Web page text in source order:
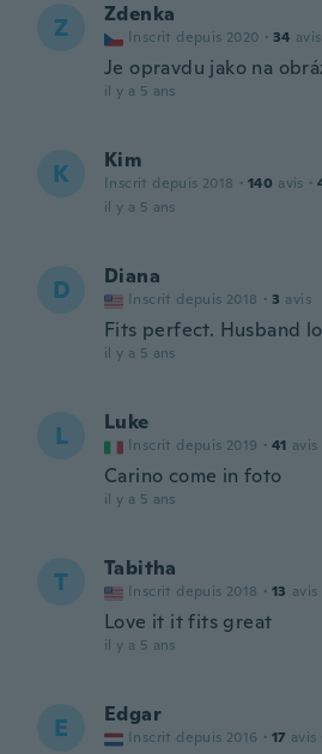
Z Zdenka
Inscrit depuis 2020 · 34 avis
Je opravdu jako na
il y a 5 ans
K Kim
Inscrit depuis 2018 · 140 avis ·
il y a 5 ans
D Diana
Inscrit depuis 2018 · 3 avis
Fits perfect. Husband
il y a 5 ans
L Luke
Inscrit depuis 2019 · 41 avis
Carino come in foto
il y a 5 ans
T Tabitha
Inscrit depuis 2018 · 13 avis
Love it it fits great
il y a 5 ans
E Edgar
Inscrit depuis 2016 · 17 avis